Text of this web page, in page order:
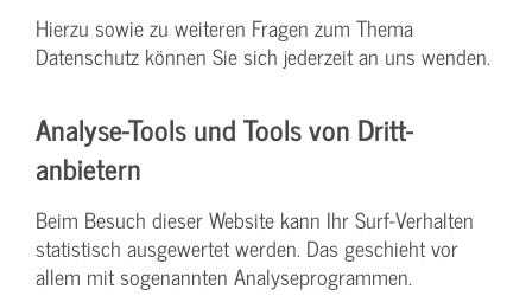
Hierzu sowie zu weiteren Fragen zum Thema
Datenschutz können Sie sich jederzeit an uns wenden.
Analyse-Tools und Tools von Dritt­
anbietern
Beim Besuch dieser Website kann Ihr Surf-Verhalten
statistisch ausgewertet werden. Das geschieht vor
allem mit sogenannten Analyseprogrammen.